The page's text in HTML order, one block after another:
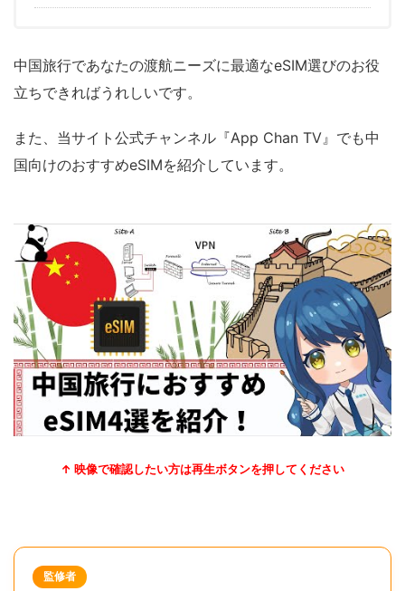
中国旅行であなたの渡航ニーズに最適なeSIM選びのお役
立ちできればうれしいです。
また、当サイト公式チャンネル『App Chan TV』でも中
国向けのおすすめeSIMを紹介しています。
↑ 映像で確認したい方は再生ボタンを押してください
監修者